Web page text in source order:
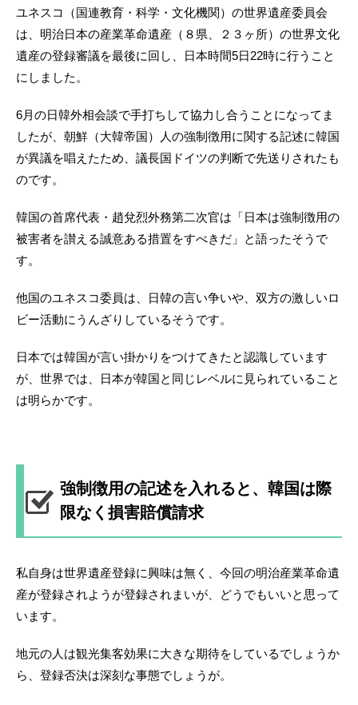
ユネスコ（国連教育・科学・文化機関）の世界遺産委員会
は、明治日本の産業革命遺産（８県、２３ヶ所）の世界文化
遺産の登録審議を最後に回し、日本時間5日22時に行うこと
にしました。
6月の日韓外相会談で手打ちして協力し合うことになってま
したが、朝鮮（大韓帝国）人の強制徴用に関する記述に韓国
が異議を唱えたため、議長国ドイツの判断で先送りされたも
のです。
韓国の首席代表・趙兌烈外務第二次官は「日本は強制徴用の
被害者を讃える誠意ある措置をすべきだ」と語ったそうで
す。
他国のユネスコ委員は、日韓の言い争いや、双方の激しいロ
ビー活動にうんざりしているそうです。
日本では韓国が言い掛かりをつけてきたと認識しています
が、世界では、日本が韓国と同じレベルに見られていること
は明らかです。
強制徴用の記述を入れると、韓国は際
限なく損害賠償請求
私自身は世界遺産登録に興味は無く、今回の明治産業革命遺
産が登録されようが登録されまいが、どうでもいいと思って
います。
地元の人は観光集客効果に大きな期待をしているでしょうか
ら、登録否決は深刻な事態でしょうが。